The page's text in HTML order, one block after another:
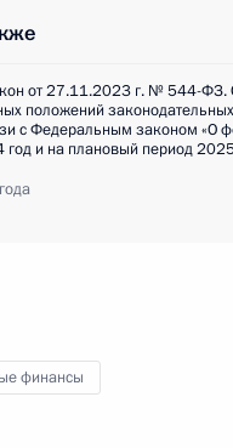
от 27.11.2023 г. № 544-ФЗ.
положений
с Федеральным законом «О
и на плановый период
финансы